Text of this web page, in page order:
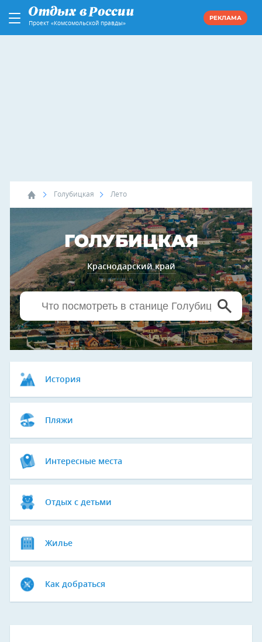
Проект «Комсомольской правды»
РЕКЛАМА
Голубицкая Лето
ГОЛУБИЦКАЯ
Краснодарский край
История
Пляжи
Интересные места
Отдых с детьми
Жилье
Как добраться